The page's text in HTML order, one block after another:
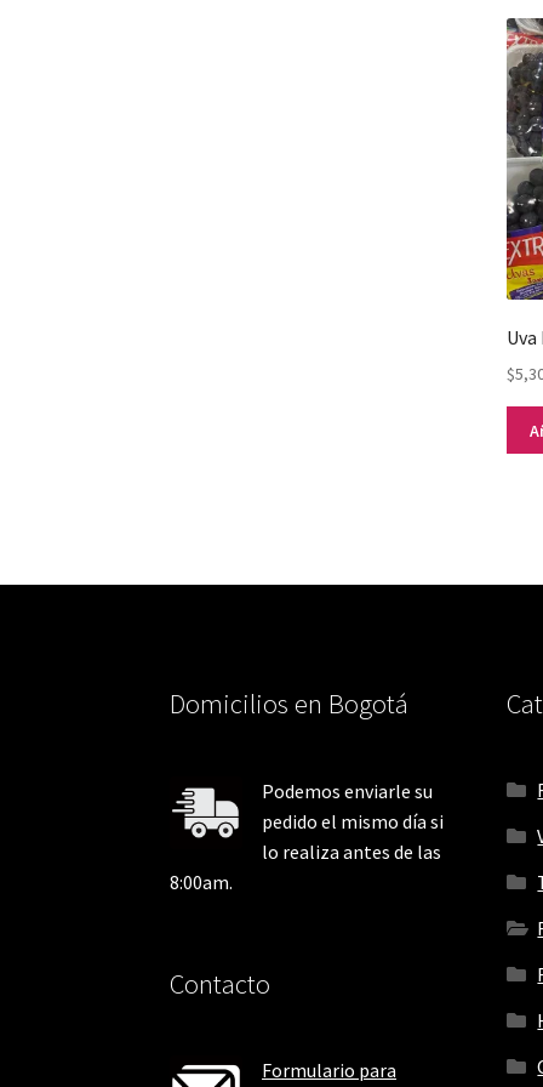
$
Domicilios en Bogotá
Podemos enviarle su
pedido el mismo día si
lo realiza antes de las
8:00am.
Contacto
Formulario para